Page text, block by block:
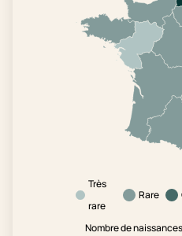
Très
rare
Rare
Nombre de